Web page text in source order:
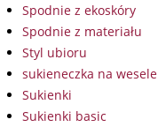
Spodnie z ekoskóry
Spodnie z materiału
Styl ubioru
sukieneczka na wesele
Sukienki
Sukienki basic